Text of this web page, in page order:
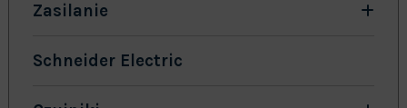
Zasilanie
Schneider Electric